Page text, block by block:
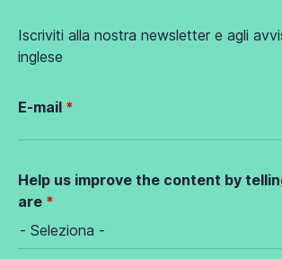
Iscriviti alla nostra newsletter e agli
inglese
E-mail
Help us improve the content by
are